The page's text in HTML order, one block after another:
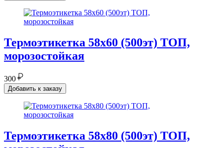
Термоэтикетка 58х60 (500эт) ТОП,
морозостойкая
300
Добавить к заказу
Термоэтикетка 58х80 (500эт) ТОП,